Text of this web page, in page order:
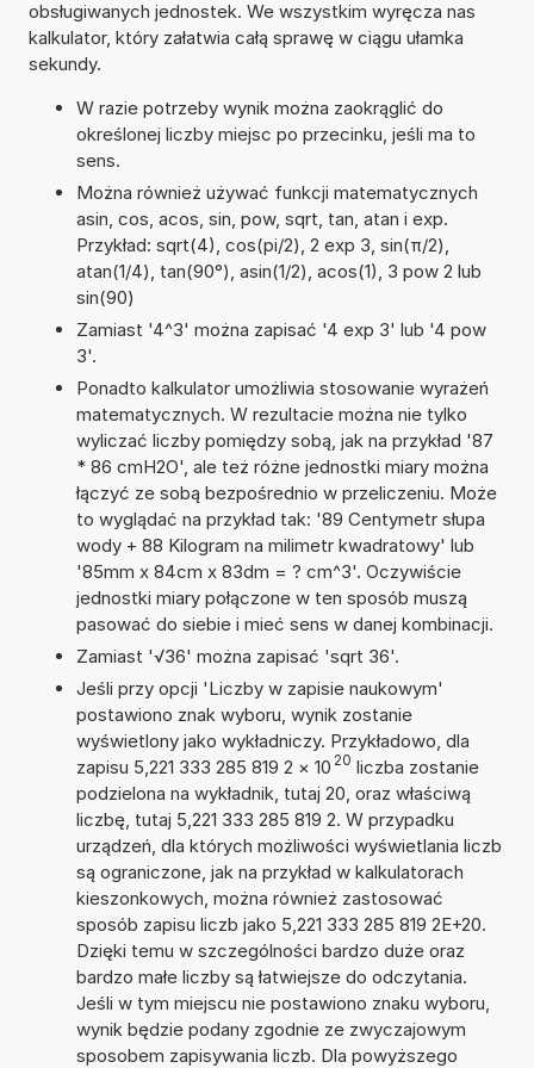
obsługiwanych jednostek. We wszystkim wyręcza nas
kalkulator, który załatwia całą sprawę w ciągu ułamka
sekundy.
W razie potrzeby wynik można zaokrąglić do
określonej liczby miejsc po przecinku, jeśli ma to
sens.
Można również używać funkcji matematycznych
asin, cos, acos, sin, pow, sqrt, tan, atan i exp.
Przykład: sqrt(4), cos(pi/2), 2 exp 3, sin(π/2),
atan(1/4), tan(90°), asin(1/2), acos(1), 3 pow 2 lub
sin(90)
Zamiast '4^3' można zapisać '4 exp 3' lub '4 pow
3'.
Ponadto kalkulator umożliwia stosowanie wyrażeń
matematycznych. W rezultacie można nie tylko
wyliczać liczby pomiędzy sobą, jak na przykład '87
* 86 cmH2O', ale też różne jednostki miary można
łączyć ze sobą bezpośrednio w przeliczeniu. Może
to wyglądać na przykład tak: '89 Centymetr słupa
wody + 88 Kilogram na milimetr kwadratowy' lub
'85mm x 84cm x 83dm = ? cm^3'. Oczywiście
jednostki miary połączone w ten sposób muszą
pasować do siebie i mieć sens w danej kombinacji.
Zamiast '√36' można zapisać 'sqrt 36'.
Jeśli przy opcji 'Liczby w zapisie naukowym'
postawiono znak wyboru, wynik zostanie
wyświetlony jako wykładniczy. Przykładowo, dla
zapisu 5,221 333 285 819 2 × 10 20 liczba zostanie
podzielona na wykładnik, tutaj 20, oraz właściwą
liczbę, tutaj 5,221 333 285 819 2. W przypadku
urządzeń, dla których możliwości wyświetlania liczb
są ograniczone, jak na przykład w kalkulatorach
kieszonkowych, można również zastosować
sposób zapisu liczb jako 5,221 333 285 819 2E+20.
Dzięki temu w szczególności bardzo duże oraz
bardzo małe liczby są łatwiejsze do odczytania.
Jeśli w tym miejscu nie postawiono znaku wyboru,
wynik będzie podany zgodnie ze zwyczajowym
sposobem zapisywania liczb. Dla powyższego